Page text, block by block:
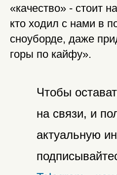
«качество» - стоит
кто ходил с нами в
сноуборде, даже
горы по кайфу».
Чтобы
на связи, и
актуальную